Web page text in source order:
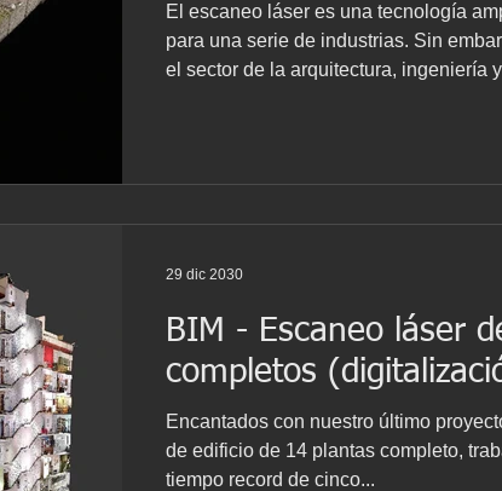
El escaneo láser es una tecnología
para una serie de industrias. Sin
el sector de la arquitectura, ingeniería
y el mantenimiento de los activos
BIM - Escaneo láser
completos
Encantados con nuestro último
de edificio de 14 plantas completo,
tiempo record de cinco...
29 dic 2030